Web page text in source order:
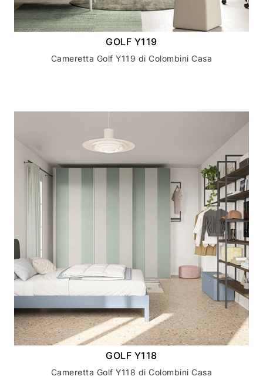
GOLF Y119
Cameretta Golf Y119 di Colombini Casa
GOLF Y118
Cameretta Golf Y118 di Colombini Casa